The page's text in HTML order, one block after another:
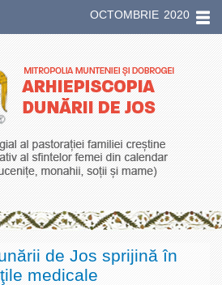
OCTOMBRIE 2020
de Jos sprijină în
medicale